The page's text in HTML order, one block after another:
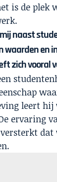
is de
naast
waarden en
zich vooral
leert hij
ervaring
dat